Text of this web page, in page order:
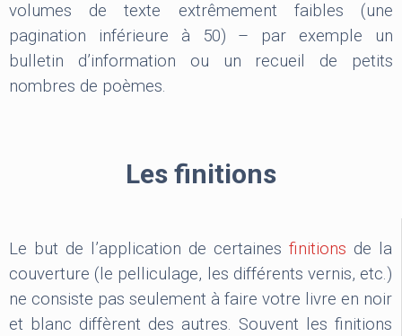
volumes de texte extrêmement faibles (une
pagination inférieure à 50) – par exemple un
bulletin d’information ou un recueil de petits
nombres de poèmes.
Les finitions
Le but de l’application de certaines finitions de la
couverture (le pelliculage, les différents vernis, etc.)
ne consiste pas seulement à faire votre livre en noir
et blanc diffèrent des autres. Souvent les finitions